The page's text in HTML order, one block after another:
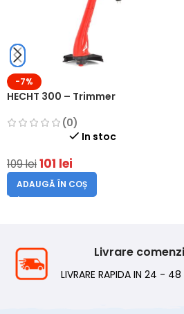
-7%
HECHT 300 – Trimmer
(0)
In stoc
109lei101 lei
ADAUGĂ ÎN COȘ
Livrare comenzi
LIVRARE RAPIDA IN 24 - 48